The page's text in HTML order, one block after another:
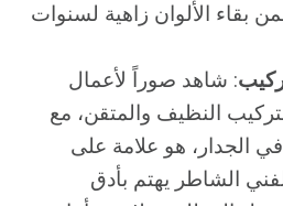
بقاء الألوان زاهية لسنوات
: شاهد صوراً لأعمال
النظيف والمتقن، مع
الجدار، هو علامة على
الشاطر يهتم بأدق